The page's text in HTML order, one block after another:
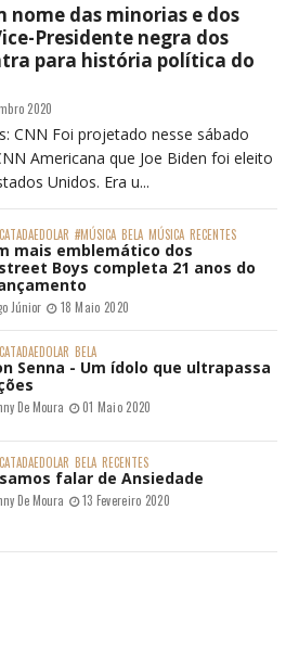
nome das minorias e dos
Presidente negra dos
para história política do
2020
CNN Foi projetado nesse sábado
Americana que Joe Biden foi eleito
Unidos. Era u...
#MÚSICA BELA MÚSICA RECENTES
mais emblemático dos
Boys completa 21 anos do
Júnior 18 Maio 2020
BELA
Senna - Um ídolo que ultrapassa
De Moura 01 Maio 2020
BELA RECENTES
falar de Ansiedade
De Moura 13 Fevereiro 2020